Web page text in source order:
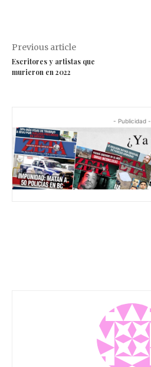
Previous article
Escritores y artistas que
murieron en 2022
- Publicidad -